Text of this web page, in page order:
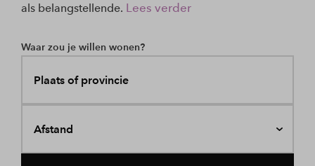
als belangstellende. Lees verder
Waar zou je willen wonen?
Plaats of provincie
Afstand